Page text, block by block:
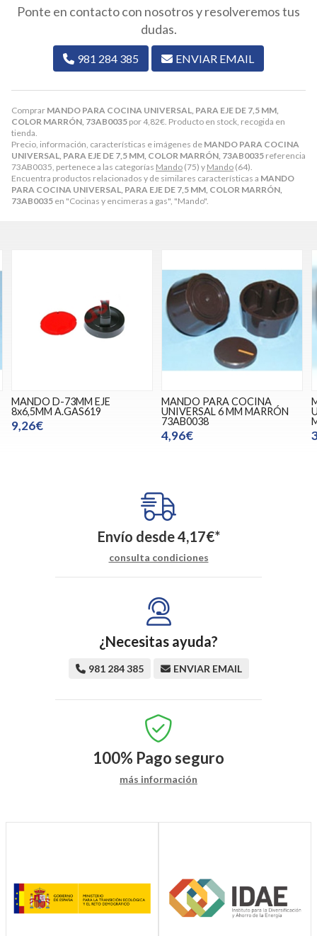
Comprar MANDO PARA COCINA UNIVERSAL, PARA EJE DE 7,5 MM,
COLOR MARRÓN, 73AB0035 por4,82€. Producto en stock, recogida en
tienda.
Precio, información, características e imágenes de MANDO PARA COCINA
UNIVERSAL, PARA EJE DE 7,5 MM, COLOR MARRÓN, 73AB0035 referencia
73AB0035, pertenece a las categorías Mando (75) y Mando (64).
Encuentra productos relacionados y de similares características a MANDO
PARA COCINA UNIVERSAL, PARA EJE DE 7,5 MM, COLOR MARRÓN,
73AB0035 en "Cocinas y encimeras a gas", "Mando".
Ponte en contacto con nosotros y resolveremos tus
dudas.
981 284 385 ENVIAR EMAIL
MANDO D-73MM EJE
8x6,5MM A.GAS619
9,26€
MANDO PARA COCINA
UNIVERSAL 6 MM MARRÓN
73AB0038
4,96€
Envío desde4,17€*
consulta condiciones
¿Necesitas ayuda?
981 284 385 ENVIAR EMAIL
100% Pago seguro
más información